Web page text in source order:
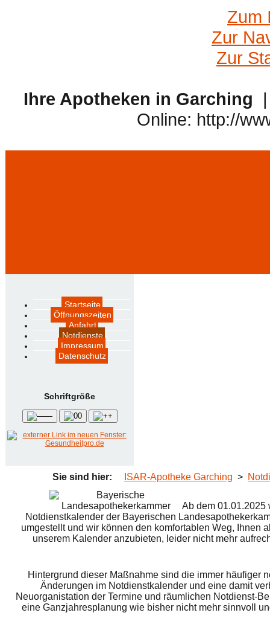
Zum
Zur
Zur
Ihre Apotheken in Garching
Online: http://
Startseite
Öffnungszeiten
Anfahrt
Notdienste
Impressum
Datenschutz
Schrift­größe
— 0 +
Sie sind hier: ISAR-Apotheke Garching >
Ab dem 01.01.2025
Notdienstkalender der Bayerischen
umgestellt und wir können den komfortablen Weg, Ihnen
unserem Kalender anzubieten, leider nicht mehr
Hintergrund dieser Maßnahme sind die immer häufiger
Änderungen im Notdienstkalender und eine damit
Neuorganistation der Termine und räumlichen Notdienst-
eine Ganzjahresplanung wie bisher nicht mehr sinnvoll